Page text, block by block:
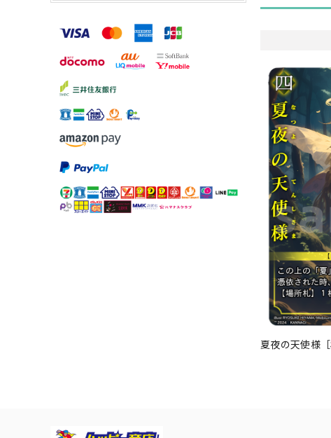
夏夜の天使様［